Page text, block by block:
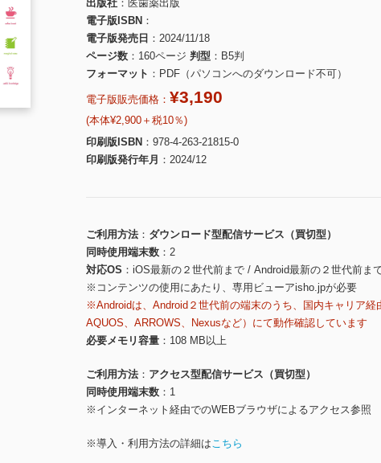
出版社
医歯薬出版
電子版ISBN
電子版発売日
2024/11/18
ページ数
160ページ 判型
B5判
フォーマット
PDF（パソコンへのダウンロード不可）
電子版販売価格： ¥3,190
(本体¥2,900＋税10％)
印刷版ISBN
978-4-263-21815-0
印刷版発行年月
2024/12
ご利用方法
ダウンロード型配信サービス（買切型）
同時使用端末数
2
対応OS
iOS最新の２世代前まで / Android最新の２世代前ま
※コンテンツの使用にあたり、専用ビューアisho.jpが必要
※Androidは、Android２世代前の端末のうち、国内キャリア経
AQUOS、ARROWS、Nexusなど）にて動作確認しています
必要メモリ容量
108 MB以上
ご利用方法
アクセス型配信サービス（買切型）
同時使用端末数
1
※インターネット経由でのWEBブラウザによるアクセス参照
※導入・利用方法の詳細はこちら